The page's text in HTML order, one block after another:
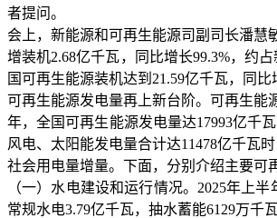
者提问。
会上，新能源和可再生能源司副司长潘
增装机2.68亿千瓦，同比增长99.3%，约
国可再生能源装机达到21.59亿千瓦，同
可再生能源发电量再上新台阶。可再生能
年，全国可再生能源发电量达17993亿千
风电、太阳能发电量合计达11478亿千瓦
社会用电量增量。下面，分别介绍主要可
（一）水电建设和运行情况。2025年上
常规水电3.79亿千瓦，抽水蓄能6129万千